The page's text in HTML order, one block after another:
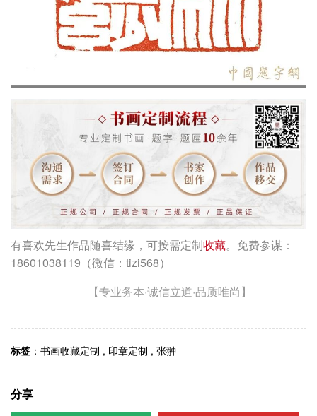
有喜欢先生作品随喜结缘，可按需定制收藏。免费参谋：
18601038119（微信：tizi568）
【专业务本·诚信立道·品质唯尚】
标签 ： 书画收藏定制 , 印章定制 , 张翀
分享